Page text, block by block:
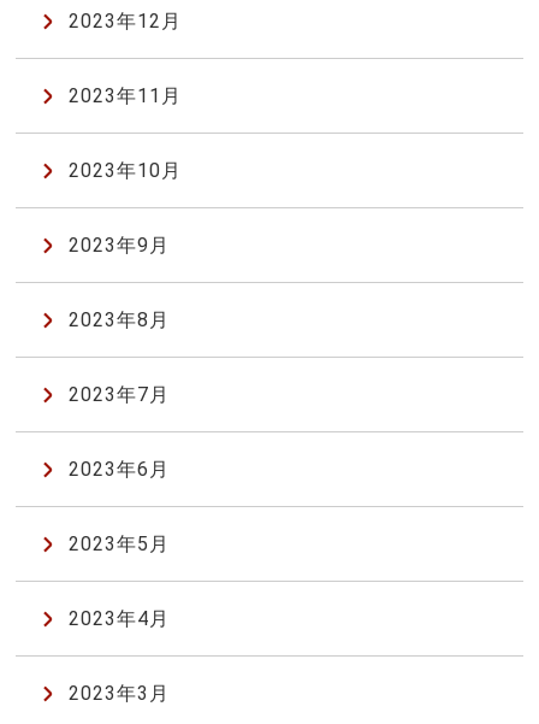
2023年12月
2023年11月
2023年10月
2023年9月
2023年8月
2023年7月
2023年6月
2023年5月
2023年4月
2023年3月